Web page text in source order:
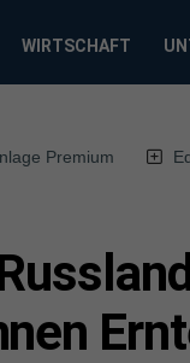
WIRTSCHAFT
Premium